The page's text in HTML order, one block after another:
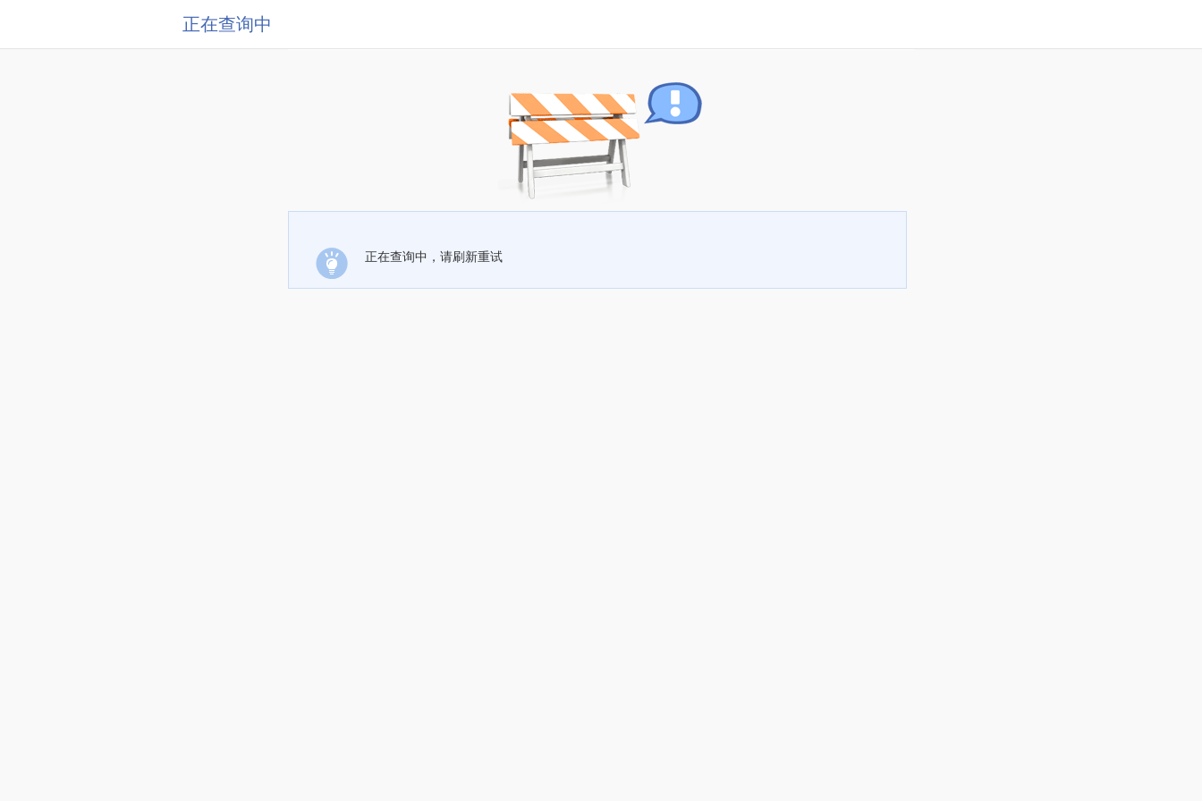
正在查询中
正在查询中，请刷新重试